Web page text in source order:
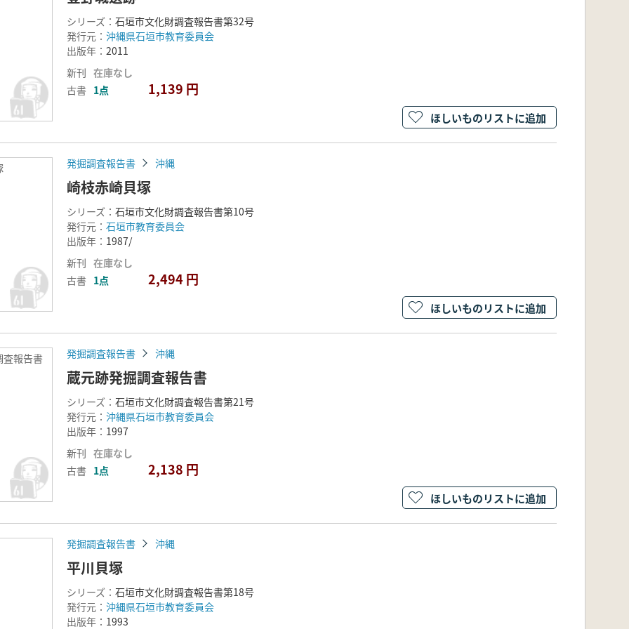
シリーズ： 石垣市文化財調査報告書第32号
発行元： 沖縄県石垣市教育委員会
出版年： 2011
新刊 在庫なし
古書 1点 1,139 円
ほしいものリストに追加
発掘調査報告書 沖縄
崎枝赤崎貝塚
シリーズ： 石垣市文化財調査報告書第10号
発行元： 石垣市教育委員会
出版年： 1987/
新刊 在庫なし
古書 1点 2,494 円
ほしいものリストに追加
査報告書 発掘調査報告書 沖縄
蔵元跡発掘調査報告書
シリーズ： 石垣市文化財調査報告書第21号
発行元： 沖縄県石垣市教育委員会
出版年： 1997
新刊 在庫なし
古書 1点 2,138 円
ほしいものリストに追加
発掘調査報告書 沖縄
平川貝塚
シリーズ： 石垣市文化財調査報告書第18号
発行元： 沖縄県石垣市教育委員会
出版年： 1993